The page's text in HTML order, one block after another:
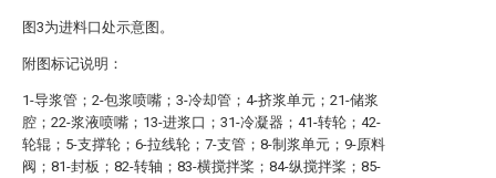
图3为进料口处示意图。
附图标记说明：
1-导浆管；2-包浆喷嘴；3-冷却管；4-挤浆单元；21-储浆
腔；22-浆液喷嘴；13-进浆口；31-冷凝器；41-转轮；42-
轮辊；5-支撑轮；6-拉线轮；7-支管；8-制浆单元；9-原料
阀；81-封板；82-转轴；83-横搅拌桨；84-纵搅拌桨；85-